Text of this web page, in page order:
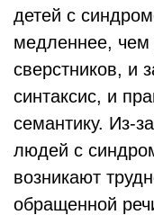
детей с
медленнее, чем
сверстников, и
синтаксис, и
семантику. Из-
людей с
возникают
обращенной